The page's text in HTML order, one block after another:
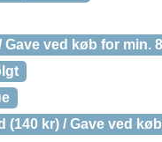
ved køb for min.
(140 kr) / Gave ved